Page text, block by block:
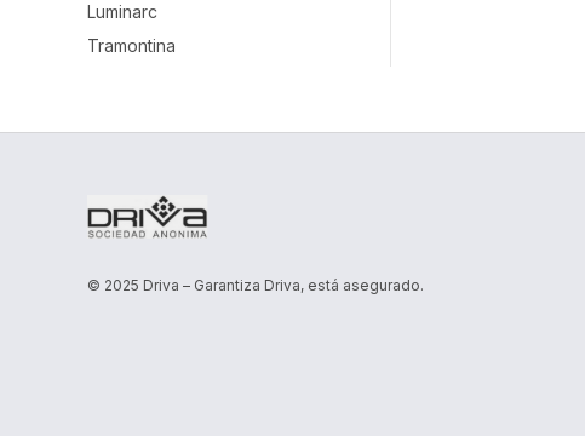
Luminarc
Tramontina
© 2025 Driva – Garantiza Driva, está asegurado.